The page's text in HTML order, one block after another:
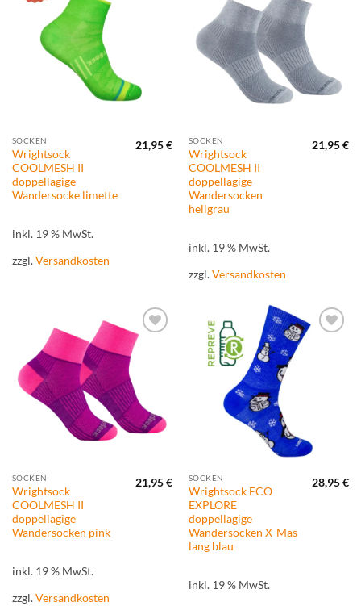
SOCKEN
Wrightsock
COOLMESH II
doppellagige
Wandersocke limette
21,95€
inkl. 19 % MwSt.
zzgl.Versandkosten
Zur
Wunschliste
hinzufügen
SOCKEN
Wrightsock
COOLMESH II
doppellagige
Wandersocken
hellgrau
21,95€
inkl. 19 % MwSt.
zzgl.Versandkosten
Zur
Wunschliste
hinzufügen
SOCKEN
Wrightsock
COOLMESH II
doppellagige
Wandersocken pink
21,95€
inkl. 19 % MwSt.
zzgl.Versandkosten
Wunschliste
SOCKEN
Wrightsock ECO
EXPLORE
doppellagige
Wandersocken X-Mas
lang blau
28,95€
inkl. 19 % MwSt.